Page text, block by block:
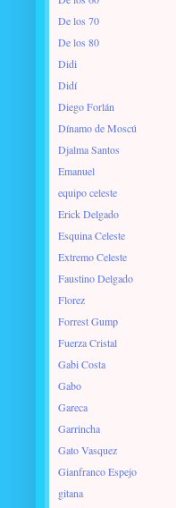
De los 70
De los 80
Didi
Didí
Diego Forlán
Dínamo de Moscú
Djalma Santos
Emanuel
equipo celeste
Erick Delgado
Esquina Celeste
Extremo Celeste
Faustino Delgado
Florez
Forrest Gump
Fuerza Cristal
Gabi Costa
Gabo
Gareca
Garrincha
Gato Vasquez
Gianfranco Espejo
gitana